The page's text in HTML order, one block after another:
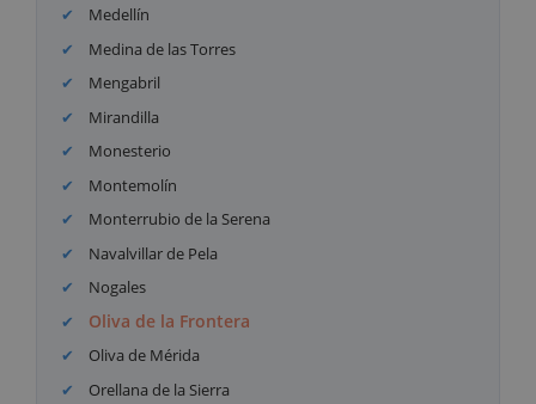
Medellín
Medina de las Torres
Mengabril
Mirandilla
Monesterio
Montemolín
Monterrubio de la Serena
Navalvillar de Pela
Nogales
Oliva de la Frontera
Oliva de Mérida
Orellana de la Sierra